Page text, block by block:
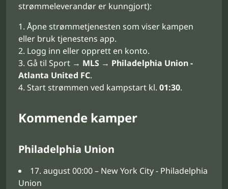
strømmeleverandør er kunngjort):
Åpne strømmetjenesten som viser kampen
eller bruk tjenestens app.
Logg inn eller opprett en konto.
Gå til Sport → MLS → Philadelphia Union -
Atlanta United FC.
Start strømmen ved kampstart kl. 01:30.
Kommende kamper
Philadelphia Union
17. august 00:00 – New York City - Philadelphia
Union